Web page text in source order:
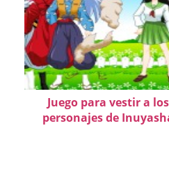
Juego para vestir a los
personajes de